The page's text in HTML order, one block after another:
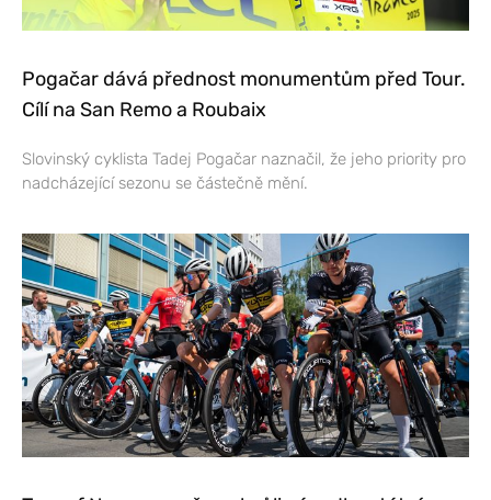
Pogačar dává přednost monumentům před Tour.
Cílí na San Remo a Roubaix
Slovinský cyklista Tadej Pogačar naznačil, že jeho priority pro
nadcházející sezonu se částečně mění.